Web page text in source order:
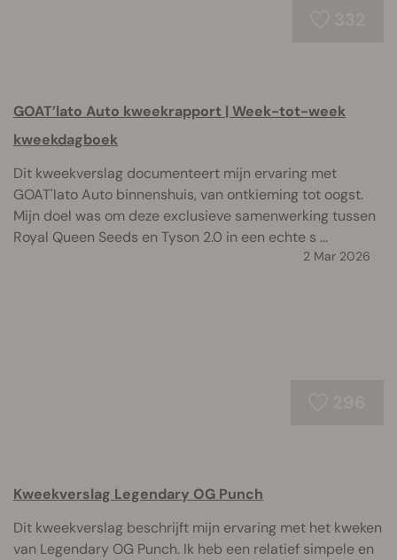
GOAT’lato Auto kweekrapport | Week-tot-week
kweekdagboek
Dit kweekverslag documenteert mijn ervaring met
GOAT'lato Auto binnenshuis, van ontkieming tot oogst.
Mijn doel was om deze exclusieve samenwerking tussen
Royal Queen Seeds en Tyson 2.0 in een echte s ...
2 Mar 2026
Kweekverslag Legendary OG Punch
Dit kweekverslag beschrijft mijn ervaring met het kweken
van Legendary OG Punch. Ik heb een relatief simpele en